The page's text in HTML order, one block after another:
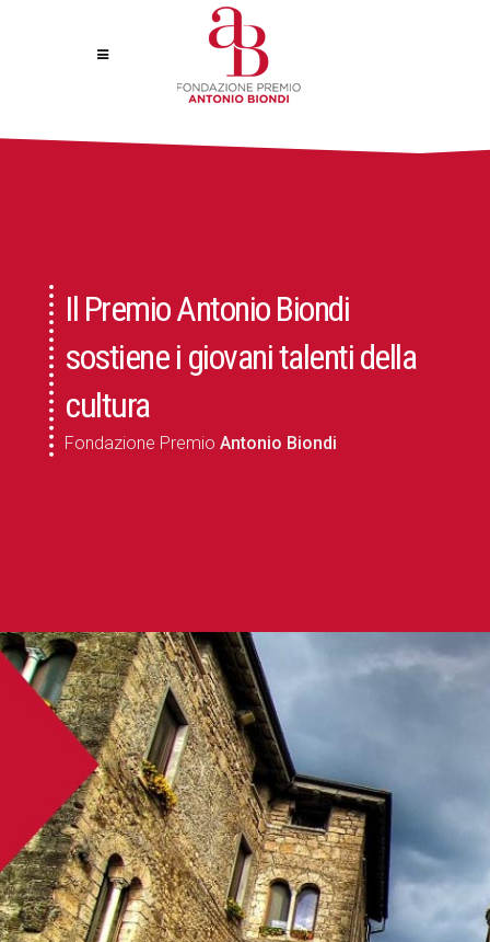
Il Premio Antonio Biondi
sostiene i giovani talenti della
cultura
Fondazione Premio Antonio Biondi